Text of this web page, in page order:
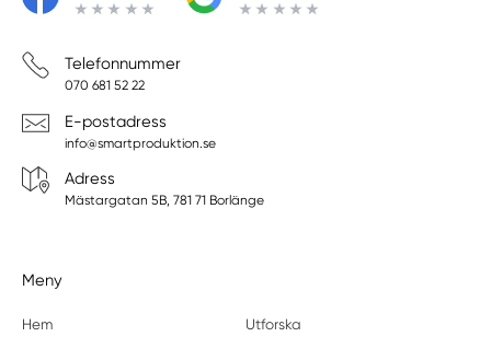
Telefonnummer
070 681 52 22
E-postadress
info@smartproduktion.se
Adress
Mästargatan 5B, 781 71 Borlänge
Meny
Hem Utforska